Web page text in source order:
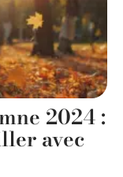
2024 :
avec